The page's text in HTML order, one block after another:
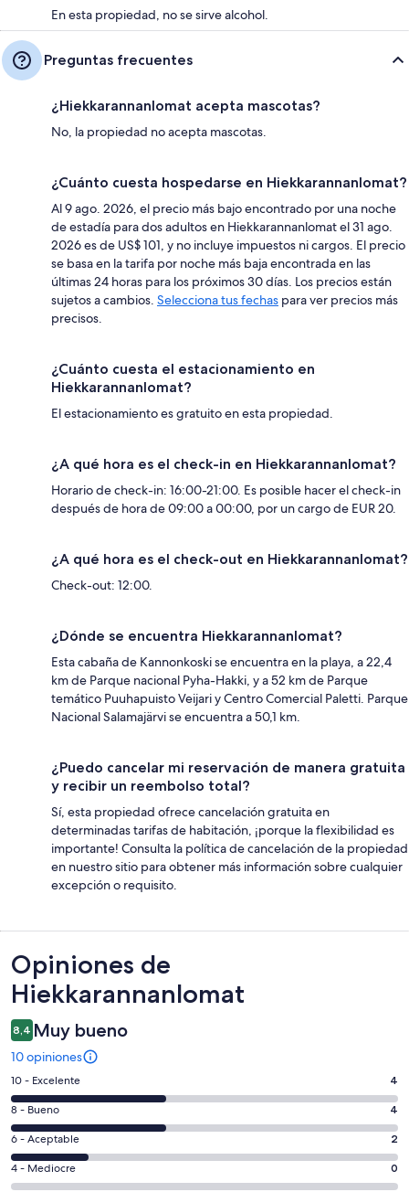
En esta propiedad, no se sirve alcohol.
Preguntas frecuentes
¿Hiekkarannanlomat acepta mascotas?
No, la propiedad no acepta mascotas.
¿Cuánto cuesta hospedarse en Hiekkarannanlomat?
Al 9 ago. 2026, el precio más bajo encontrado por una noche
de estadía para dos adultos en Hiekkarannanlomat el 31 ago.
2026 es de US$ 101, y no incluye impuestos ni cargos. El precio
se basa en la tarifa por noche más baja encontrada en las
últimas 24 horas para los próximos 30 días. Los precios están
sujetos a cambios. Selecciona tus fechas para ver precios más
precisos.
¿Cuánto cuesta el estacionamiento en
Hiekkarannanlomat?
El estacionamiento es gratuito en esta propiedad.
¿A qué hora es el check-in en Hiekkarannanlomat?
Horario de check-in: 16:00-21:00. Es posible hacer el check-in
después de hora de 09:00 a 00:00, por un cargo de EUR 20.
¿A qué hora es el check-out en Hiekkarannanlomat?
Check-out: 12:00.
¿Dónde se encuentra Hiekkarannanlomat?
Esta cabaña de Kannonkoski se encuentra en la playa, a 22,4
km de Parque nacional Pyha-Hakki, y a 52 km de Parque
temático Puuhapuisto Veijari y Centro Comercial Paletti. Parque
Nacional Salamajärvi se encuentra a 50,1 km.
¿Puedo cancelar mi reservación de manera gratuita
y recibir un reembolso total?
Sí, esta propiedad ofrece cancelación gratuita en
determinadas tarifas de habitación, ¡porque la flexibilidad es
importante! Consulta la política de cancelación de la propiedad
en nuestro sitio para obtener más información sobre cualquier
excepción o requisito.
Opiniones
Opiniones de
Hiekkarannanlomat
8,4 Muy bueno
10 opiniones
Evaluación:
10
-
Excelente.
4
de
10 - Excelente 4
Evaluación:
8
-
Bueno.
4
8 - Bueno 4
Evaluación:
6
-
6 - Aceptable 2
Evaluación:
4 - Mediocre 0